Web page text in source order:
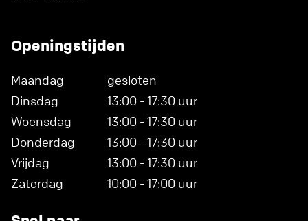
Openingstijden
Maandag
gesloten
Dinsdag
13:00 - 17:30 uur
Woensdag
13:00 - 17:30 uur
Donderdag
13:00 - 17:30 uur
Vrijdag
13:00 - 17:30 uur
Zaterdag
10:00 - 17:00 uur